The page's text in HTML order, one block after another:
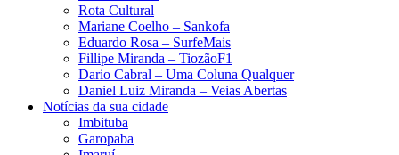
Rota Cultural
Mariane Coelho – Sankofa
Eduardo Rosa​ – SurfeMais
Fillipe Miranda – TiozãoF1
Dario Cabral – Uma Coluna Qualquer
Daniel Luiz Miranda – Veias Abertas
Notícias da sua cidade
Imbituba
Garopaba